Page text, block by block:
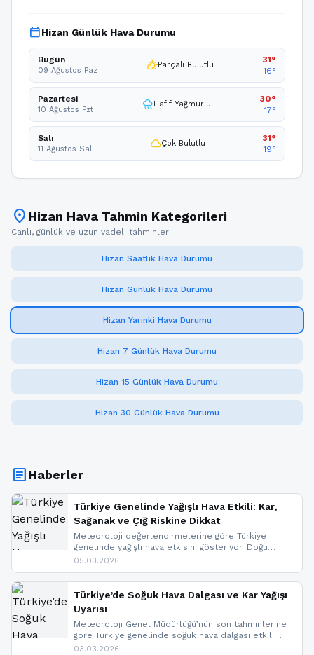
calendar_todayHizan Günlük Hava Durumu
Bugün
09 Ağustos Paz partly_cloudy_dayParçalı Bulutlu
31°
16°
Pazartesi
10 Ağustos Pzt rainyHafif Yağmurlu
30°
17°
Salı
11 Ağustos Sal cloudÇok Bulutlu
31°
19°
location_on Hizan Hava Tahmin Kategorileri
Canlı, günlük ve uzun vadeli tahminler
Hizan Saatlik Hava Durumu
Hizan Günlük Hava Durumu
Hizan Yarınki Hava Durumu
Hizan 7 Günlük Hava Durumu
Hizan 15 Günlük Hava Durumu
Hizan 30 Günlük Hava Durumu
articleHaberler
Türkiye Genelinde Yağışlı Hava Etkili: Kar,
Sağanak ve Çığ Riskine Dikkat
Meteoroloji değerlendirmelerine göre Türkiye
genelinde yağışlı hava etkisini gösteriyor. Doğu
bölgelerinde kar yağışı beklenirken Marmara ve
ise çığ tehlikesi bulunuyor. İç kesimlerde sis ve pus
nedeniyle görüş mesafesinde azalma
yaşanabileceği belirtiliyor.
05.03.2026
Türkiye’de Soğuk Hava Dalgası ve Kar Yağışı
Uyarısı
Meteoroloji Genel Müdürlüğü’nün son tahminlerine
göre Türkiye genelinde soğuk hava dalgası etkili
oluyor. Birçok il için kar yağışı ve buzlanma uyarısı
03.03.2026